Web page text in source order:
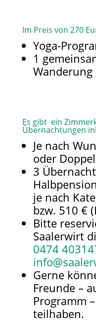
Im Preis von 270
Yoga-
1
Wanderung
Es gibt ein
Übernachtungen
Je nach
oder
3
je nach
bzw. 510 €
Bitte
Saalerwirt
0474
Gerne
Freunde –
Programm
teilhaben.